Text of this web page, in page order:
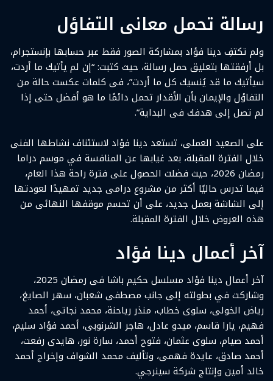
رسالة تحمل معانى التفاؤل
ولم تكتفِ دينا فؤاد بمشاركة الصور فقط عبر حسابها بإنستجرام،
بل أرفقتها بتعليق حمل رسالة، حيث كتبت: “إن لم يأتيك ما أردت،
سيأتيك ما قد يُنسيك كل ما أردت”، فى كلمات عكست حالة من
التفاؤل والإيمان بأن الأقدار تحمل دائمًا ما هو أفضل حتى إذا
لم تصل إلى هدفك فى البداية”.
على الصعيد العملى، تستعد دينا فؤاد لاستئناف نشاطها الفنى
خلال الفترة المقبلة، بعد غيابها عن المنافسة في موسم دراما
رمضان 2026، حيث فضلت الحصول على فترة راحة هذا العام،
فيما تدرس حاليًا أكثر من مشروع درامى جديد تمهيدًا لعودتها
إلى الشاشة بعمل جديد، على أن تحسم موقفها النهائى من
هذه العروض خلال الفترة المقبلة.
آخر أعمال دينا فؤاد
آخر أعمال دينا فؤاد مسلسل حكيم باشا فى رمضان 2025،
وشاركت في بطولته إلى جانب مصطفى شعبان، سهر الصايغ،
رياض الخولى، سلوى خطاب، منذر رياحنة، محمد نجاتى، أحمد
فهيم، يارا قاسم، ميدو عادل، هاجر الشرنوبى، أحمد فؤاد سليم،
أحمد صيام، سلوى عثمان، فتوح أحمد، سارة نور، هايدى رفعت،
أحمد صادق، عايدة فهمى، وتأليف محمد الشواف وإخراج أحمد
خالد أمين وإنتاج شركة سينرجي.